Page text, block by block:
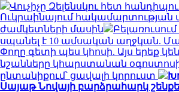
Վուչիչը Զելենսկու հետ
Ուկրաինայում
ժամկետների մասին
սպանել է 10 ամսական աղջկան.
Փողը գետի պես կհոսի. Այս երեք
նշանները կհարստանան օգոստոսի
ընտանիքում՝ ցավալի կորուստ
Սայաթ Նովայի բարձրահարկ